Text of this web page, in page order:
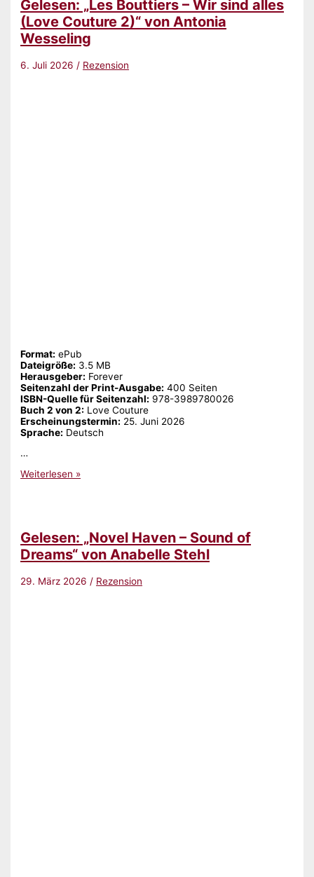
Gelesen: „Les Bouttiers – Wir sind alles
(Love Couture 2)“ von Antonia
Wesseling
6. Juli 2026 / Rezension
Format: ePub
Dateigröße: ‎3.5 MB
Herausgeber: ‎Forever
Seitenzahl der Print-Ausgabe: ‎400 Seiten
ISBN-Quelle für Seitenzahl: ‎978-3989780026
Buch 2 von 2: ‎Love Couture
Erscheinungstermin: ‎25. Juni 2026
Sprache: ‎Deutsch
…
Gelesen:
alles
(Love
Couture
von
Weiterlesen »
Gelesen: „Novel Haven – Sound of
Dreams“ von Anabelle Stehl
29. März 2026 / Rezension